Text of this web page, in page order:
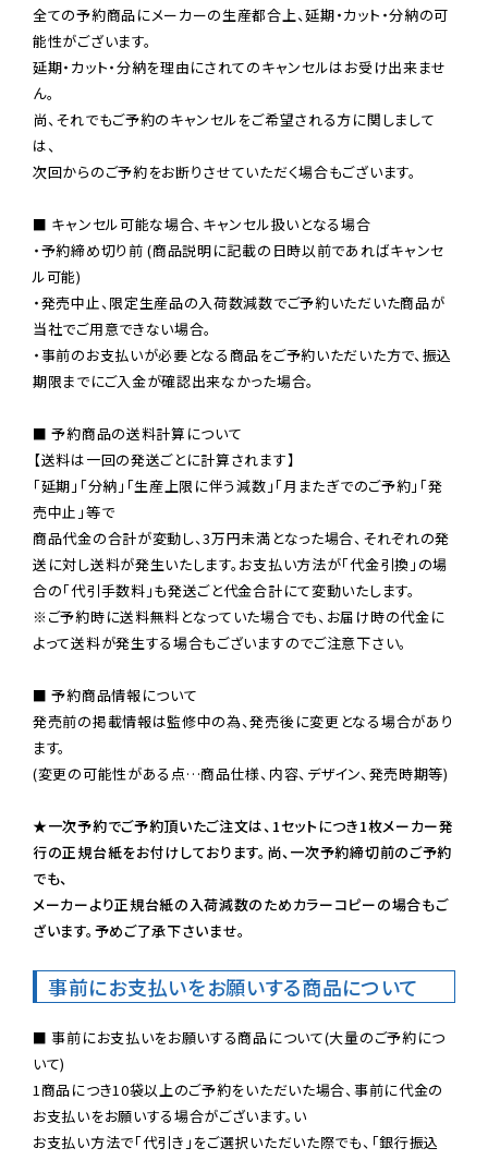
全ての予約商品にメーカーの生産都合上、延期・カット・分納の可
能性がございます。
延期・カット・分納を理由にされてのキャンセルはお受け出来ませ
ん。
尚、それでもご予約のキャンセルをご希望される方に関しまして
は、
次回からのご予約をお断りさせていただく場合もございます。
■ キャンセル可能な場合、キャンセル扱いとなる場合
・予約締め切り前 (商品説明に記載の日時以前であればキャンセ
ル可能)
・発売中止、限定生産品の入荷数減数でご予約いただいた商品が
当社でご用意できない場合。
・事前のお支払いが必要となる商品をご予約いただいた方で、振込
期限までにご入金が確認出来なかった場合。
■ 予約商品の送料計算について
【送料は一回の発送ごとに計算されます】
「延期」「分納」「生産上限に伴う減数」「月またぎでのご予約」「発
売中止」等で
商品代金の合計が変動し、3万円未満となった場合、それぞれの発
送に対し送料が発生いたします。お支払い方法が「代金引換」の場
※ご予約時に送料無料となっていた場合でも、お届け時の代金に
よって送料が発生する場合もございますのでご注意下さい。
■ 予約商品情報について
発売前の掲載情報は監修中の為、発売後に変更となる場合があり
ます。
(変更の可能性がある点…商品仕様、内容、デザイン、発売時期等)
★一次予約でご予約頂いたご注文は、1セットにつき1枚メーカー発
行の正規台紙をお付けしております。尚、一次予約締切前のご予約
でも、
メーカーより正規台紙の入荷減数のためカラーコピーの場合もご
ざいます。予めご了承下さいませ。
事前にお支払いをお願いする商品について
■ 事前にお支払いをお願いする商品について(大量のご予約につ
いて)
1商品につき10袋以上のご予約をいただいた場合、事前に代金の
お支払いをお願いする場合がございます。い
お支払い方法で「代引き」をご選択いただいた際でも、「銀行振込